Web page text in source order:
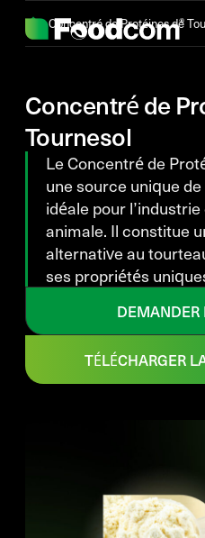
Concentré de Protéines de
Concentré de
Tournesol
Le Concentré de
une source unique
idéale pour
animale. Il constitue
alternative au
ses propriétés
DEMANDER
TÉLÉCHARGER